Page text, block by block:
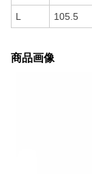
L 105.5
商品画像